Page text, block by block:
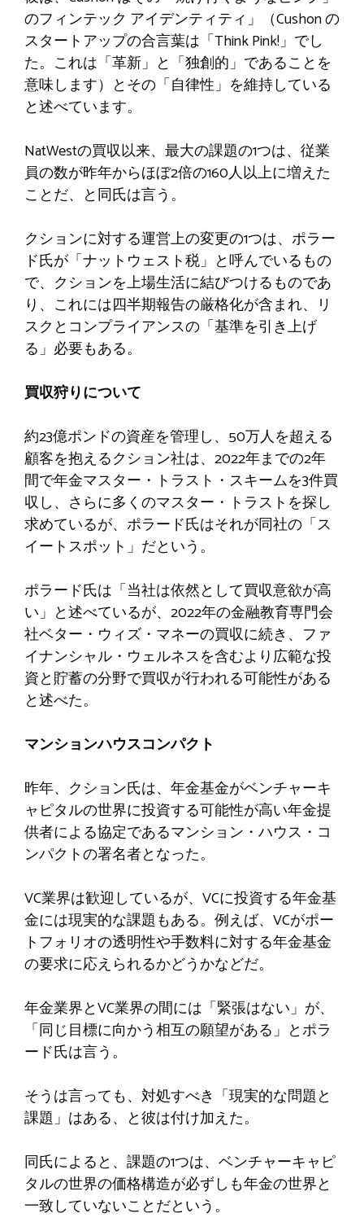
のフィンテック アイデンティティ」（Cushon の
スタートアップの合言葉は「Think Pink!」でし
た。これは「革新」と「独創的」であることを
意味します）とその「自律性」を維持している
と述べています。
NatWestの買収以来、最大の課題の1つは、従業
員の数が昨年からほぼ2倍の160人以上に増えた
ことだ、と同氏は言う。
クションに対する運営上の変更の1つは、ポラー
ド氏が「ナットウェスト税」と呼んでいるもの
で、クションを上場生活に結びつけるものであ
り、これには四半期報告の厳格化が含まれ、リ
スクとコンプライアンスの「基準を引き上げ
る」必要もある。
買収狩りについて
約23億ポンドの資産を管理し、50万人を超える
顧客を抱えるクション社は、2022年までの2年
間で年金マスター・トラスト・スキームを3件買
収し、さらに多くのマスター・トラストを探し
求めているが、ポラード氏はそれが同社の「ス
イートスポット」だという。
ポラード氏は「当社は依然として買収意欲が高
い」と述べているが、2022年の金融教育専門会
社ベター・ウィズ・マネーの買収に続き、ファ
イナンシャル・ウェルネスを含むより広範な投
資と貯蓄の分野で買収が行われる可能性がある
と述べた。
マンションハウスコンパクト
昨年、クション氏は、年金基金がベンチャーキ
ャピタルの世界に投資する可能性が高い年金提
供者による協定であるマンション・ハウス・コ
ンパクトの署名者となった。
VC業界は歓迎しているが、VCに投資する年金基
金には現実的な課題もある。例えば、VCがポー
トフォリオの透明性や手数料に対する年金基金
の要求に応えられるかどうかなどだ。
年金業界とVC業界の間には「緊張はない」が、
「同じ目標に向かう相互の願望がある」とポラ
ード氏は言う。
そうは言っても、対処すべき「現実的な問題と
課題」はある、と彼は付け加えた。
同氏によると、課題の1つは、ベンチャーキャピ
タルの世界の価格構造が必ずしも年金の世界と
一致していないことだという。